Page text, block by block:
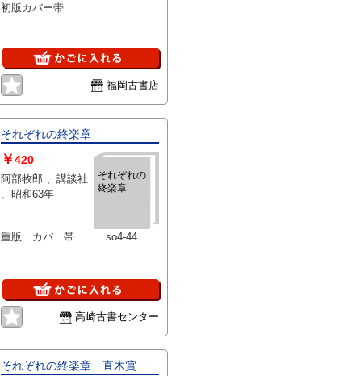
初版カバー帯
福岡古書店
それぞれの終楽章
それぞれの
終楽章
￥420
阿部牧郎 、講談社
、昭和63年
重版 カバ 帯 so4-44
高崎古書センター
それぞれの終楽章 直木賞